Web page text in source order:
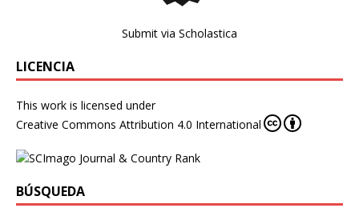
Submit via Scholastica
LICENCIA
This work is licensed under
Creative Commons Attribution 4.0 International
BÚSQUEDA